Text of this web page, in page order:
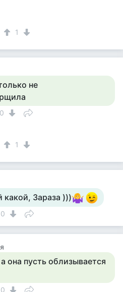
1
не
0
1
Зараза )))
0
она пусть облизывается
0